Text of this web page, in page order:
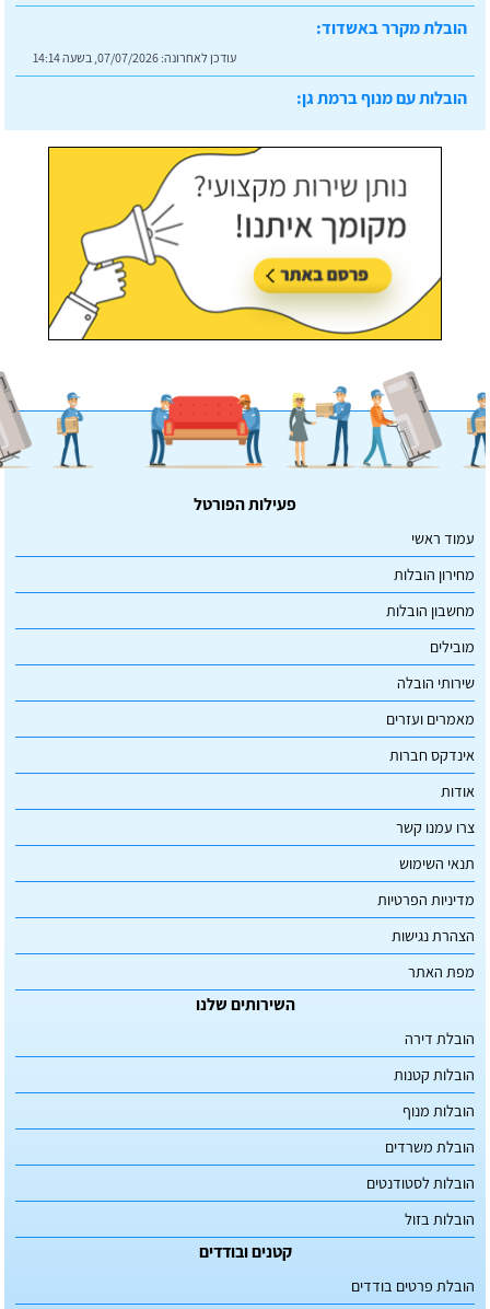
הובלת מקרר באשדוד:
עודכן לאחרונה: 07/07/2026, בשעה 14:14
הובלות עם מנוף ברמת גן:
עודכן לאחרונה:07/07/2026, בשעה 14:23
פעילות הפורטל
עמוד ראשי
מחירון הובלות
מחשבון הובלות
מובילים
שירותי הובלה
מאמרים ועזרים
אינדקס חברות
אודות
צרו עמנו קשר
תנאי השימוש
מדיניות הפרטיות
הצהרת נגישות
מפת האתר
השירותים שלנו
הובלת דירה
הובלות קטנות
הובלות מנוף
הובלת משרדים
הובלות לסטודנטים
הובלות בזול
קטנים ובודדים
הובלת פרטים בודדים